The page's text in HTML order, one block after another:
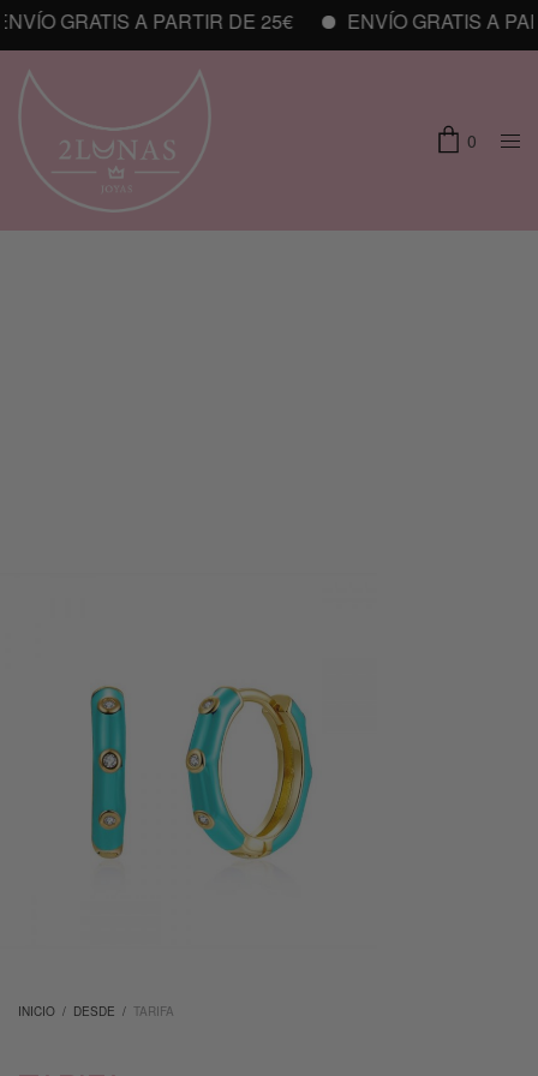
GRATIS A PARTIR DE 25€ ENVÍO GRATIS A
0
INICIO / DESDE / TARIFA